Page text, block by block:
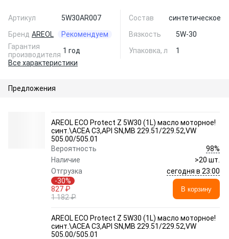
Артикул
5W30AR007
Бренд AREOL
Рекомендуем
Гарантия
производителя 1 год
Состав
синтетическое
Вязкость
5W-30
Упаковка, л
1
Все характеристики
Предложения
AREOL ECO Protect Z 5W30 (1L) масло моторное!
синт.\ACEA C3,API SN,MB 229.51/229.52,VW
505.00/505.01
Вероятность
98%
Наличие
>20 шт.
Отгрузка
сегодня в 23:00
-30%
827 ₽
1 182 ₽
В корзину
AREOL ECO Protect Z 5W30 (1L) масло моторное!
синт.\ACEA C3,API SN,MB 229.51/229.52,VW
505.00/505.01